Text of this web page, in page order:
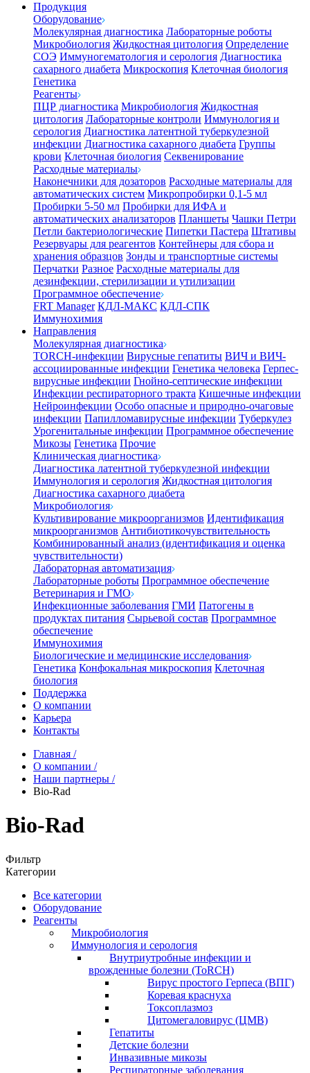
Продукция
Оборудование
Молекулярная диагностика Лабораторные роботы
Микробиология Жидкостная цитология Определение
СОЭ Иммуногематология и серология Диагностика
сахарного диабета Микроскопия Клеточная биология
Генетика
Реагенты
ПЦР диагностика Микробиология Жидкостная
цитология Лабораторные контроли Иммунология и
серология Диагностика латентной туберкулезной
инфекции Диагностика сахарного диабета Группы
крови Клеточная биология Секвенирование
Расходные материалы
Наконечники для дозаторов Расходные материалы для
автоматических систем Микропробирки 0,1-5 мл
Пробирки 5-50 мл Пробирки для ИФА и
автоматических анализаторов Планшеты Чашки Петри
Петли бактериологические Пипетки Пастера Штативы
Резервуары для реагентов Контейнеры для сбора и
хранения образцов Зонды и транспортные системы
Перчатки Разное Расходные материалы для
дезинфекции, стерилизации и утилизации
Программное обеспечение
FRT Manager КДЛ-МАКС КДЛ-СПК
Иммунохимия
Направления
Молекулярная диагностика
TORCH-инфекции Вирусные гепатиты ВИЧ и ВИЧ-
ассоциированные инфекции Генетика человека Герпес-
вирусные инфекции Гнойно-септические инфекции
Инфекции респираторного тракта Кишечные инфекции
Нейроинфекции Особо опасные и природно-очаговые
инфекции Папилломавирусные инфекции Туберкулез
Урогенитальные инфекции Программное обеспечение
Микозы Генетика Прочие
Клиническая диагностика
Диагностика латентной туберкулезной инфекции
Иммунология и серология Жидкостная цитология
Диагностика сахарного диабета
Микробиология
Культивирование микроорганизмов Идентификация
микроорганизмов Антибиотикочувствительность
Комбинированный анализ (идентификация и оценка
чувствительности)
Лабораторная автоматизация
Лабораторные роботы Программное обеспечение
Ветеринария и ГМО
Инфекционные заболевания ГМИ Патогены в
продуктах питания Сырьевой состав Программное
обеспечение
Иммунохимия
Биологические и медицинские исследования
Генетика Конфокальная микроскопия Клеточная
биология
Поддержка
О компании
Карьера
Контакты
Главная /
О компании /
Наши партнеры /
Bio-Rad
Bio-Rad
Фильтр
Категории
Все категории
Оборудование
Реагенты
Микробиология
Иммунология и серология
Внутриутробные инфекции и
врожденные болезни (ToRCH)
Вирус простого Герпеса (ВПГ)
Коревая краснуха
Токсоплазмоз
Цитомегаловирус (ЦМВ)
Гепатиты
Детские болезни
Инвазивные микозы
Респираторные заболевания